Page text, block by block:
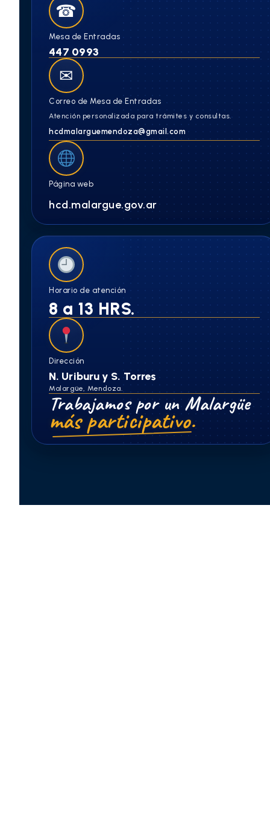
☎
Mesa de Entradas
447 0993
✉
Correo de Mesa de Entradas
Atención personalizada para trámites y consultas.
hcdmalarguemendoza@gmail.com
Página web
hcd.malargue.gov.ar
Horario de atención
8 a 13 HRS.
Dirección
N. Uriburu y S. Torres
Malargüe, Mendoza.
Trabajamos por un Malargüe
más participativo.